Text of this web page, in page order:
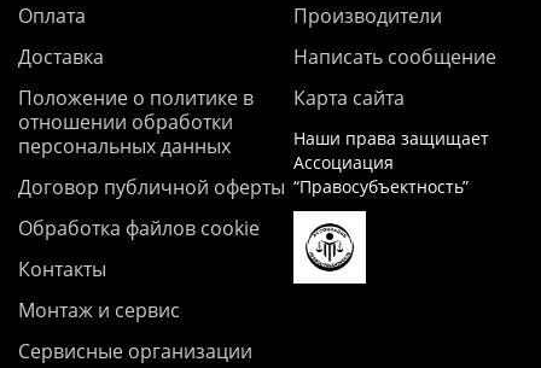
Оплата
Доставка
Положение о политике в
отношении обработки
персональных данных
Договор публичной оферты
Обработка файлов cookie
Контакты
Монтаж и сервис
Сервисные организации
Производители
Написать сообщение
Карта сайта
Наши права защищает
Ассоциация
“Правосубъектность”